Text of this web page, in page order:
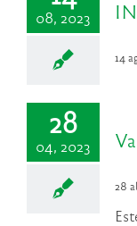
08, 2023
14
28
04, 2023
28